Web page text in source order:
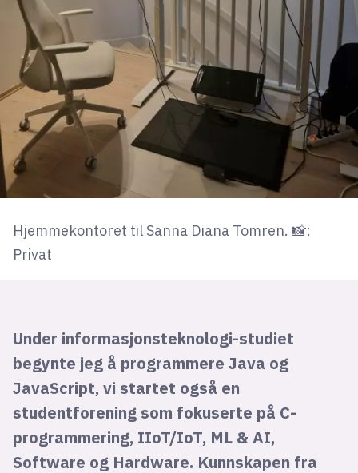
Hjemmekontoret til Sanna Diana Tomren. 📸:
Privat
Under informasjonsteknologi-studiet
begynte jeg å programmere Java og
JavaScript, vi startet også en
studentforening som fokuserte på C-
programmering, IIoT/IoT, ML & AI,
Software og Hardware. Kunnskapen fra